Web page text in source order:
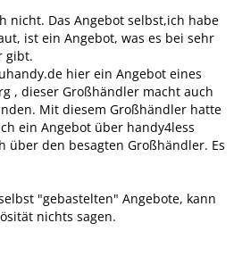
nicht. Das Angebot selbst,ich habe
ist ein Angebot, was es bei sehr
gibt.
hier ein Angebot eines
, dieser Großhändler macht auch
Mit diesem Großhändler hatte
ein Angebot über handy4less
über den besagten Großhändler. Es
"gebastelten" Angebote, kann
nichts sagen.